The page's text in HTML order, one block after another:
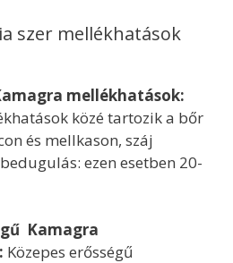
szer mellékhatások
mellékhatások:
közé tartozik a bőr
és mellkason, száj
ezen esetben 20-
Kamagra
Közepes erősségű